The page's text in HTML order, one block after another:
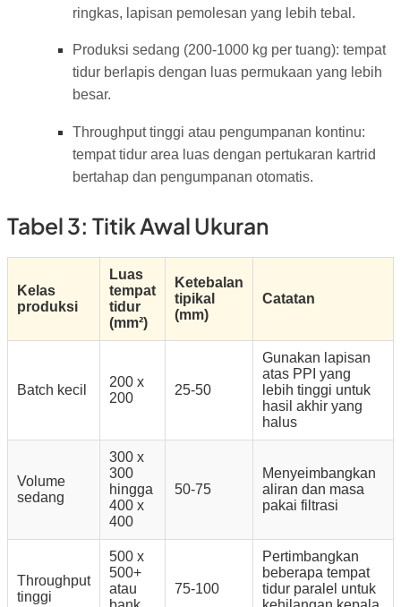
ringkas, lapisan pemolesan yang lebih tebal.
Produksi sedang (200-1000 kg per tuang): tempat
tidur berlapis dengan luas permukaan yang lebih
besar.
Throughput tinggi atau pengumpanan kontinu:
tempat tidur area luas dengan pertukaran kartrid
bertahap dan pengumpanan otomatis.
Tabel 3: Titik Awal Ukuran
Kelas
produksi
Luas
tempat
tidur
(mm²)
Ketebalan
tipikal
(mm)
Catatan
Batch kecil
200 x
200
25-50
Gunakan lapisan
atas PPI yang
lebih tinggi untuk
hasil akhir yang
halus
Volume
sedang
300 x
300
hingga
400 x
400
50-75
Menyeimbangkan
aliran dan masa
pakai filtrasi
Throughput
tinggi
500 x
500+
atau
75-100
Pertimbangkan
beberapa tempat
tidur paralel untuk